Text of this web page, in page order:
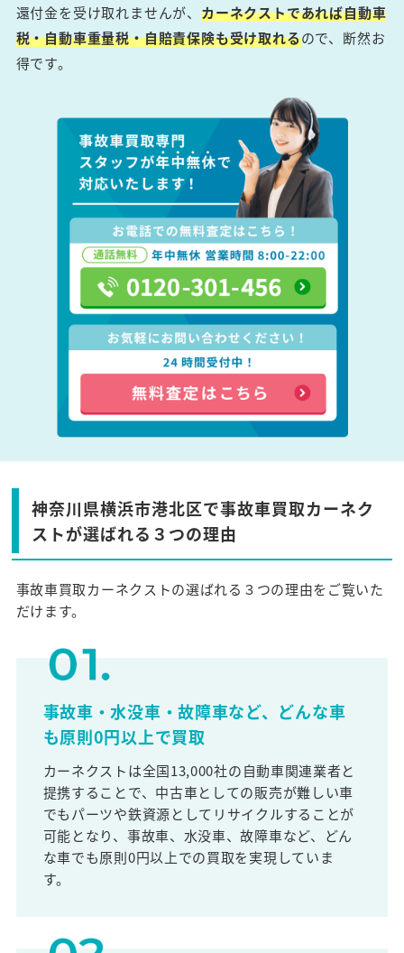
還付金を受け取れませんが、カーネクストであれば自動車
税・自動車重量税・自賠責保険も受け取れるので、断然お
得です。
神奈川県横浜市港北区で事故車買取カーネク
ストが選ばれる３つの理由
事故車買取カーネクストの選ばれる３つの理由をご覧いた
だけます。
事故車・水没車・故障車など、どんな車
も原則0円以上で買取
カーネクストは全国13,000社の自動車関連業者と
提携することで、中古車としての販売が難しい車
でもパーツや鉄資源としてリサイクルすることが
可能となり、事故車、水没車、故障車など、どん
な車でも原則0円以上での買取を実現していま
す。